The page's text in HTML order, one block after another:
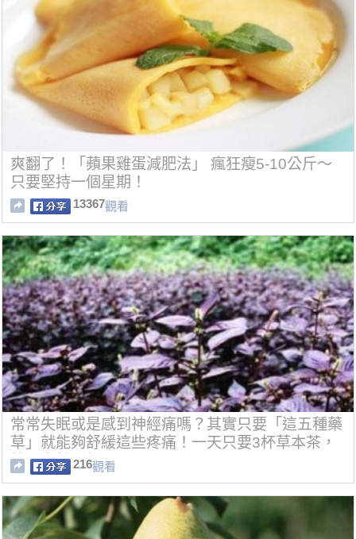
爽翻了！「蘋果雞蛋減肥法」 瘋狂瘦5-10公斤～
只要堅持一個星期！
13367觀看
常常失眠或是感到神經痛嗎？其實只要「這五種藥
草」就能夠舒緩這些疼痛！一天只要3杯草本茶，
效果自然看得見！
216觀看